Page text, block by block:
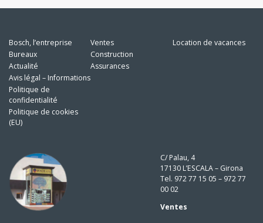
Bosch, l’entreprise
Bureaux
Actualité
Avis légal – Informations
Politique de
confidentialité
Politique de cookies
(EU)
Ventes
Construction
Assurances
Location de vacances
C/ Palau, 4
17130 L’ESCALA – Girona
Tel. 972 77 15 05 – 972 77
00 02
Ventes